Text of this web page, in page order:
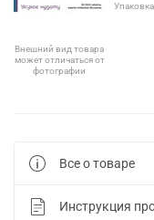
Внешний вид товара
может отличаться от
фотографии
Все о товаре
Инструкция